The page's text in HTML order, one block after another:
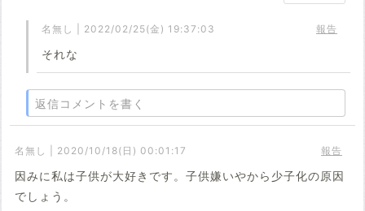
名無し | 2022/02/25(金) 19:37:03 報告
それな
返信コメントを書く
名無し | 2020/10/18(日) 00:01:17 報告
因みに私は子供が大好きです。子供嫌いやから少子化の原因
でしょう。